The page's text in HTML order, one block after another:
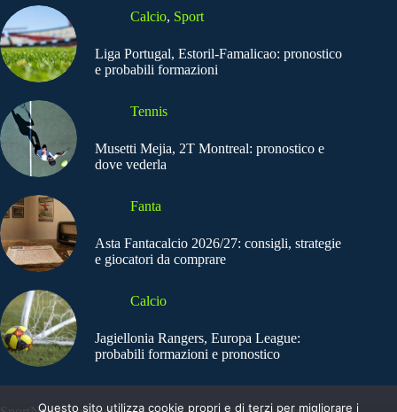
Calcio, Sport
Liga Portugal, Estoril-Famalicao: pronostico
e probabili formazioni
Tennis
Musetti Mejia, 2T Montreal: pronostico e
dove vederla
Fanta
Asta Fantacalcio 2026/27: consigli, strategie
e giocatori da comprare
Calcio
Jagiellonia Rangers, Europa League:
probabili formazioni e pronostico
Questo sito utilizza cookie propri e di terzi per migliorare i